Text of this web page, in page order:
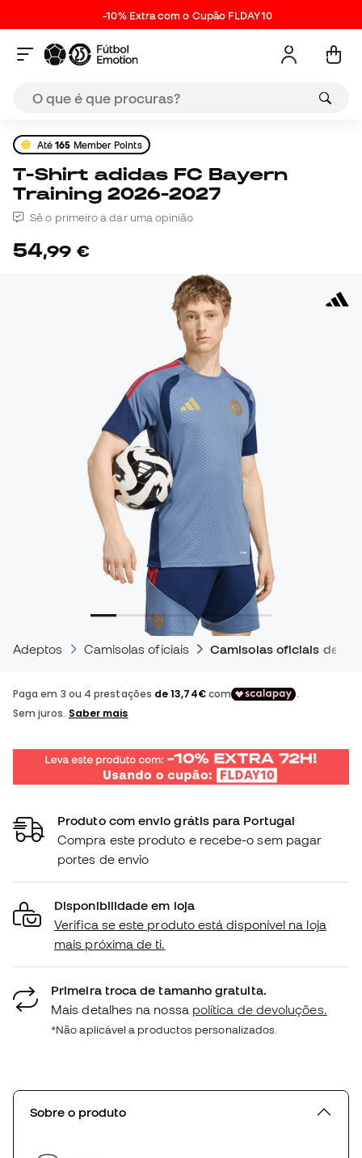
-10% Extra com o Cupão FLDAY10
Até165 Member Points
T-Shirt adidas FC Bayern
Training 2026-2027
Sê o primeiro a dar uma opinião
54,99 €
Adeptos Camisolas oficiais Camisolas oficiais de
Produto com envio grátis para Portugal
Compra este produto e recebe-o sem pagar
portes de envio
Disponibilidade em loja
Verifica se este produto está disponível na loja
mais próxima de ti.
Primeira troca de tamanho gratuita.
Mais detalhes na nossa política de devoluções.
*Não aplicável a productos personalizados.
Sobre o produto